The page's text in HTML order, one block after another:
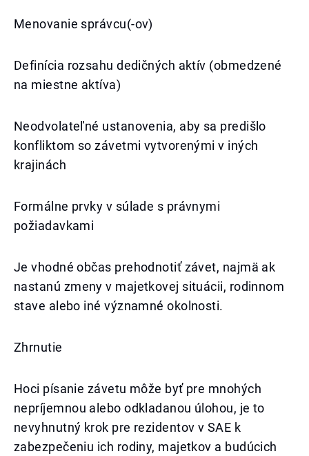
Menovanie správcu(-ov)
Definícia rozsahu dedičných aktív (obmedzené
na miestne aktíva)
Neodvolateľné ustanovenia, aby sa predišlo
konfliktom so závetmi vytvorenými v iných
krajinách
Formálne prvky v súlade s právnymi
požiadavkami
Je vhodné občas prehodnotiť závet, najmä ak
nastanú zmeny v majetkovej situácii, rodinnom
stave alebo iné významné okolnosti.
Zhrnutie
Hoci písanie závetu môže byť pre mnohých
nepríjemnou alebo odkladanou úlohou, je to
nevyhnutný krok pre rezidentov v SAE k
zabezpečeniu ich rodiny, majetkov a budúcich